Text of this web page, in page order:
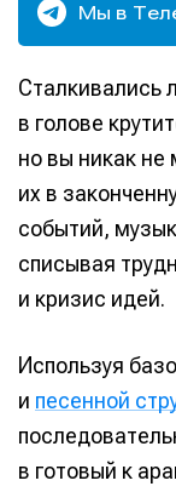
Мы в
Сталкивались
в голове
но вы никак не
их в
событий,
списывая
и кризис идей.
Используя
и песенной
в готовый к